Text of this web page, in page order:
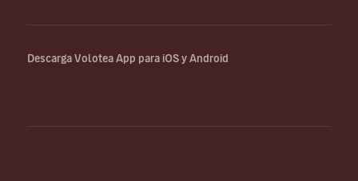
Descarga Volotea App para iOS y Android